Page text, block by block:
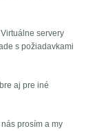
servery
s požiadavkami
aj pre iné
prosím a my